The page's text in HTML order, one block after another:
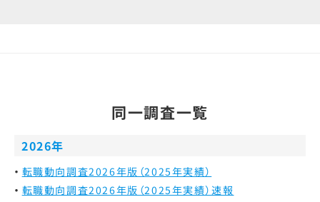
同一調査一覧
2026年
転職動向調査2026年版（2025年実績）
転職動向調査2026年版（2025年実績）速報